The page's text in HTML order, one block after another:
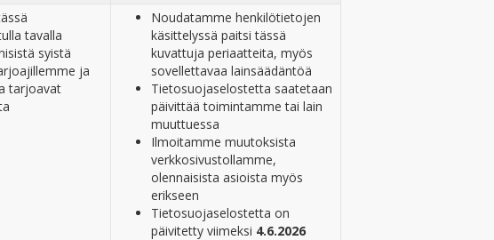
tavalla
syistä
ja
tarjoavat
Noudatamme henkilötietojen
käsittelyssä paitsi tässä
kuvattuja periaatteita, myös
sovellettavaa lainsäädäntöä
Tietosuojaselostetta saatetaan
päivittää toimintamme tai lain
muuttuessa
Ilmoitamme muutoksista
verkkosivustollamme,
olennaisista asioista myös
erikseen
Tietosuojaselostetta on
päivitetty viimeksi 4.6.2026